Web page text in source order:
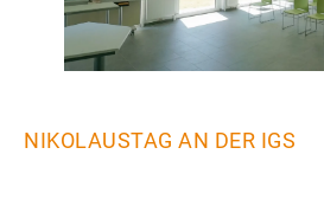
NIKOLAUSTAG AN DER IGS